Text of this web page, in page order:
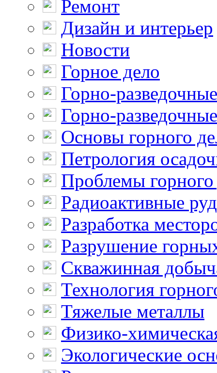
Ремонт
Дизайн и интерьер
Новости
Горное дело
Горно-
Горно-
Основы горного
Петрология
Проблемы горного
Радиоактивные
Разработка
Разрушение
Скважинная
Технология
Тяжелые металлы
Физико-
Экологические